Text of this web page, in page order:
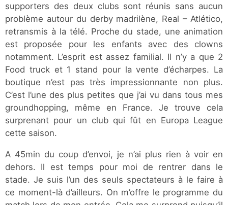
supporters des deux clubs sont réunis sans aucun
problème autour du derby madrilène, Real – Atlético,
retransmis à la télé. Proche du stade, une animation
est proposée pour les enfants avec des clowns
notamment. L’esprit est assez familial. Il n’y a que 2
Food truck et 1 stand pour la vente d’écharpes. La
boutique n’est pas très impressionnante non plus.
C’est l’une des plus petites que j’ai vu dans tous mes
groundhopping, même en France. Je trouve cela
surprenant pour un club qui fût en Europa League
cette saison.
A 45min du coup d’envoi, je n’ai plus rien à voir en
dehors. Il est temps pour moi de rentrer dans le
stade. Je suis l’un des seuls spectateurs à le faire à
ce moment-là d’ailleurs. On m’offre le programme du